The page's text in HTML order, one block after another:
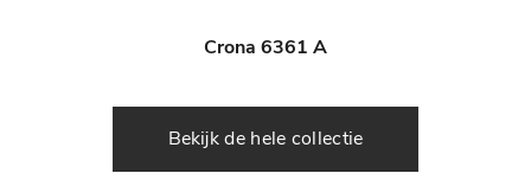
Crona 6361 A
Bekijk de hele collectie